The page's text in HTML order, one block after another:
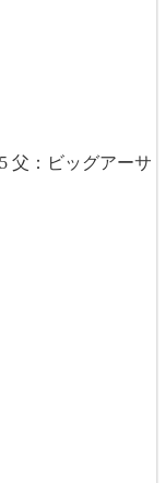
父：ビッグアーサ